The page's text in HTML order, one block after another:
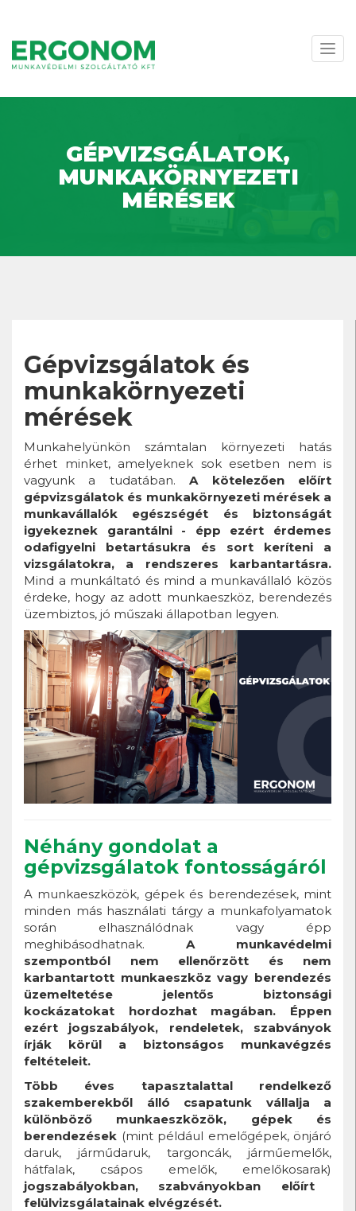
GÉPVIZSGÁLATOK,
MUNKAKÖRNYEZETI
MÉRÉSEK
Gépvizsgálatok és
munkakörnyezeti
mérések
Munkahelyünkön számtalan környezeti hatás
érhet minket, amelyeknek sok esetben nem is
vagyunk a tudatában.A kötelezően előírt
gépvizsgálatok és munkakörnyezeti mérések a
munkavállalók egészségét és biztonságát
igyekeznek garantálni - épp ezért érdemes
odafigyelni betartásukra és sort keríteni a
vizsgálatokra, a rendszeres karbantartásra.
Mind a munkáltató és mind a munkavállaló közös
érdeke, hogy az adott munkaeszköz, berendezés
üzembiztos, jó műszaki állapotban legyen.
Néhány gondolat a
gépvizsgálatok fontosságáról
A munkaeszközök, gépek és berendezések, mint
minden más használati tárgy a munkafolyamatok
során elhasználódnak vagy épp
meghibásodhatnak. A munkavédelmi
szempontból nem ellenőrzött és nem
karbantartott munkaeszköz vagy berendezés
üzemeltetése jelentős biztonsági
kockázatokat hordozhat magában. Éppen
ezért jogszabályok, rendeletek, szabványok
írják körül a biztonságos munkavégzés
feltételeit.
Több éves tapasztalattal rendelkező
szakemberekből álló csapatunk vállalja a
különböző munkaeszközök, gépek és
berendezések (mint például emelőgépek, önjáró
daruk, járműdaruk, targoncák, járműemelők,
hátfalak, csápos emelők, emelőkosarak)
jogszabályokban, szabványokban előírt
felülvizsgálatainak elvégzését.